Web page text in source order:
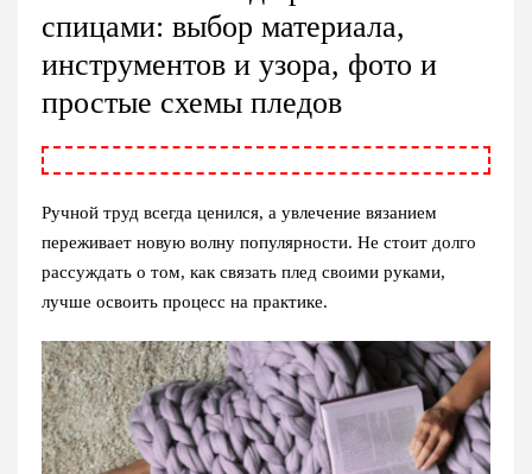
спицами: выбор материала,
инструментов и узора, фото и
простые схемы пледов
Ручной труд всегда ценился, а увлечение вязанием
переживает новую волну популярности. Не стоит долго
рассуждать о том, как связать плед своими руками,
лучше освоить процесс на практике.